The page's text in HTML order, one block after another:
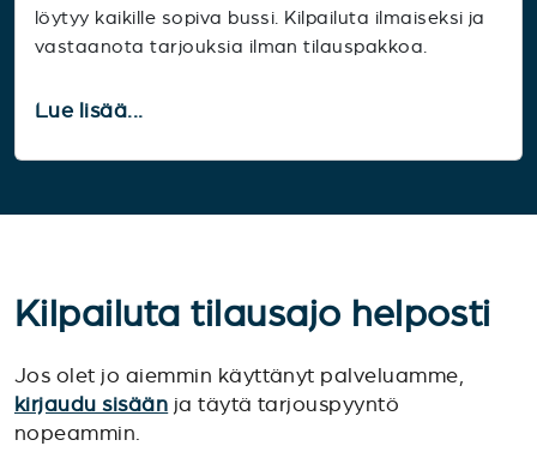
löytyy kaikille sopiva bussi. Kilpailuta ilmaiseksi ja
vastaanota tarjouksia ilman tilauspakkoa.
Lue lisää...
Kilpailuta tilausajo helposti
Jos olet jo aiemmin käyttänyt palveluamme,
kirjaudu sisään ja täytä tarjouspyyntö
nopeammin.